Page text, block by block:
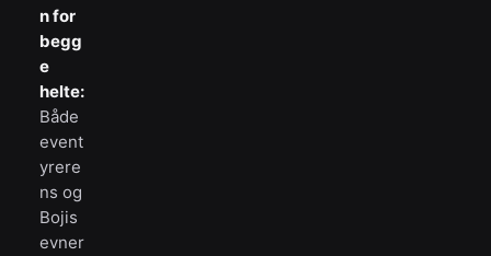
n for
begg
e
helte:
Både
event
yrere
ns og
Bojis
evner